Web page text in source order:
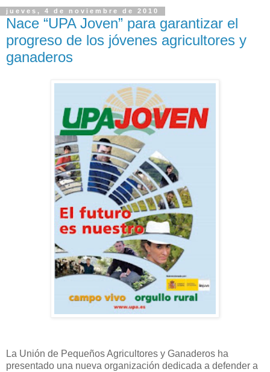
jueves, 4 de noviembre de 2010
Nace “UPA Joven” para garantizar el
progreso de los jóvenes agricultores y
ganaderos
La Unión de Pequeños Agricultores y Ganaderos ha
presentado una nueva organización dedicada a defender a